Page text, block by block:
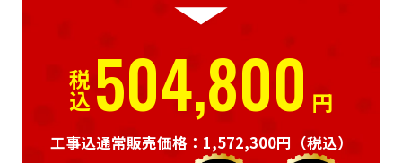
税込504,800 円
工事込通常販売価格：1,572,300円 （税込）